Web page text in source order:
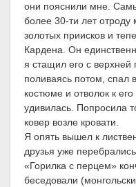
они пояснили мне.
более 30-ти лет
золотых приисков и
Кардена. Он
я стащил его с верхней
поливаясь потом, спал
костюме и отволок к
удивилась. Попросила
ковер возле кровати.
Я опять вышел к
друзья уже
«Горилка с перцем»
беседовали